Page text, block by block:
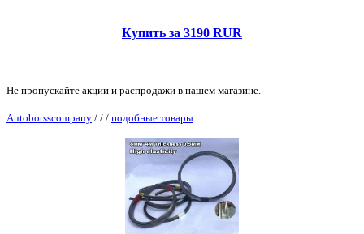
Купить за 3190 RUR
Не пропускайте акции и распродажи в нашем магазине.
Autobotsscompany / / / подобные товары